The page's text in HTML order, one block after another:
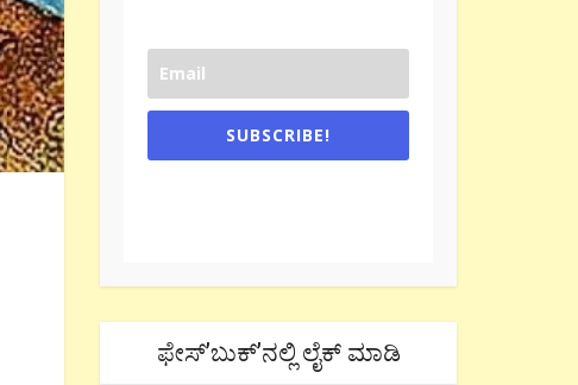
SUBSCRIBE!
ಫೇಸ್’ಬುಕ್’ನಲ್ಲಿ ಲೈಕ್ ಮಾಡಿ